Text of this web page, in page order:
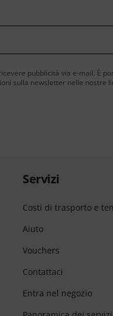
pubblicità via e-mail. È
sulla newsletter nelle nostre
Servizi
Costi di trasporto e
Aiuto
Vouchers
Contattaci
Entra nel negozio